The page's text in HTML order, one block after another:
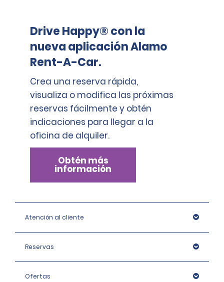
Drive Happy® con la
nueva aplicación Alamo
Rent-A-Car.
Crea una reserva rápida,
visualiza o modifica las próximas
reservas fácilmente y obtén
indicaciones para llegar a la
oficina de alquiler.
Obtén más
información
Atención al cliente
Reservas
Ofertas